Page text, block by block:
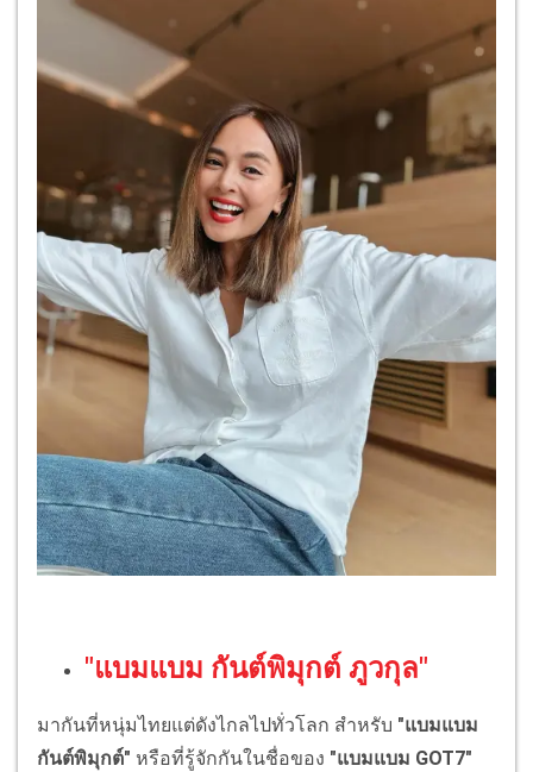
"แบมแบม กันต์พิมุกต์ ภูวกุล"
มากันที่หนุ่มไทยแต่ดังไกลไปทั่วโลก สำหรับ "แบมแบม
กันต์พิมุกต์" หรือที่รู้จักกันในชื่อของ "แบมแบม GOT7"